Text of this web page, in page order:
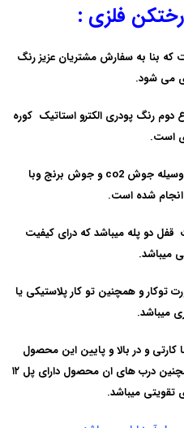
فلزی :
بنا به سفارش مشتریان عزیز رنگ
می شود.
رنگ پودری الکترو استاتیک کوره
است.
کلیه اتصالات این محصول به وسیله جوش co2 و جوش برنج وبا
انجام شده است.
دو پله میباشد که درای کیفیت
میباشد.
و همچنین تو کار پلاستیکی یا
میباشد.
و در بالا و پایین این محصول
دارای هواکش کولری میباشد.وهمچنین درب های ان محصول دارای پل ۱۲
تقویتی میباشد.